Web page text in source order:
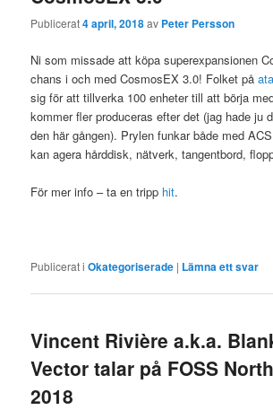
Publicerat4 april, 2018av Peter Persson
Ni som missade att köpa superexpansionen
chans i och med CosmosEX 3.0! Folket på
sig för att tillverka 100 enheter till att börja
kommer fler produceras efter det (jag hade ju
den här gången). Prylen funkar både med
kan agera hårddisk, nätverk, tangentbord,
För mer info – ta en tripp hit.
Publicerat i Okategoriserade | Lämna ett svar
Vincent Rivière a.k.a.
Vector talar på FOSS North
2018